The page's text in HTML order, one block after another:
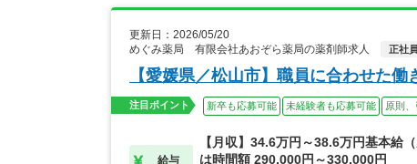
更新日：2026/05/20
めぐみ薬局 有限会社あおぞら薬局の薬剤師求人
正社員
【愛媛県／松山市】職員に合わせた
注目ポイント 新卒も応募可能 未経験者も応募可能 原則
給与
【月収】34.6万円～38.6万円基本給
は時間額 290,000円～330,000円